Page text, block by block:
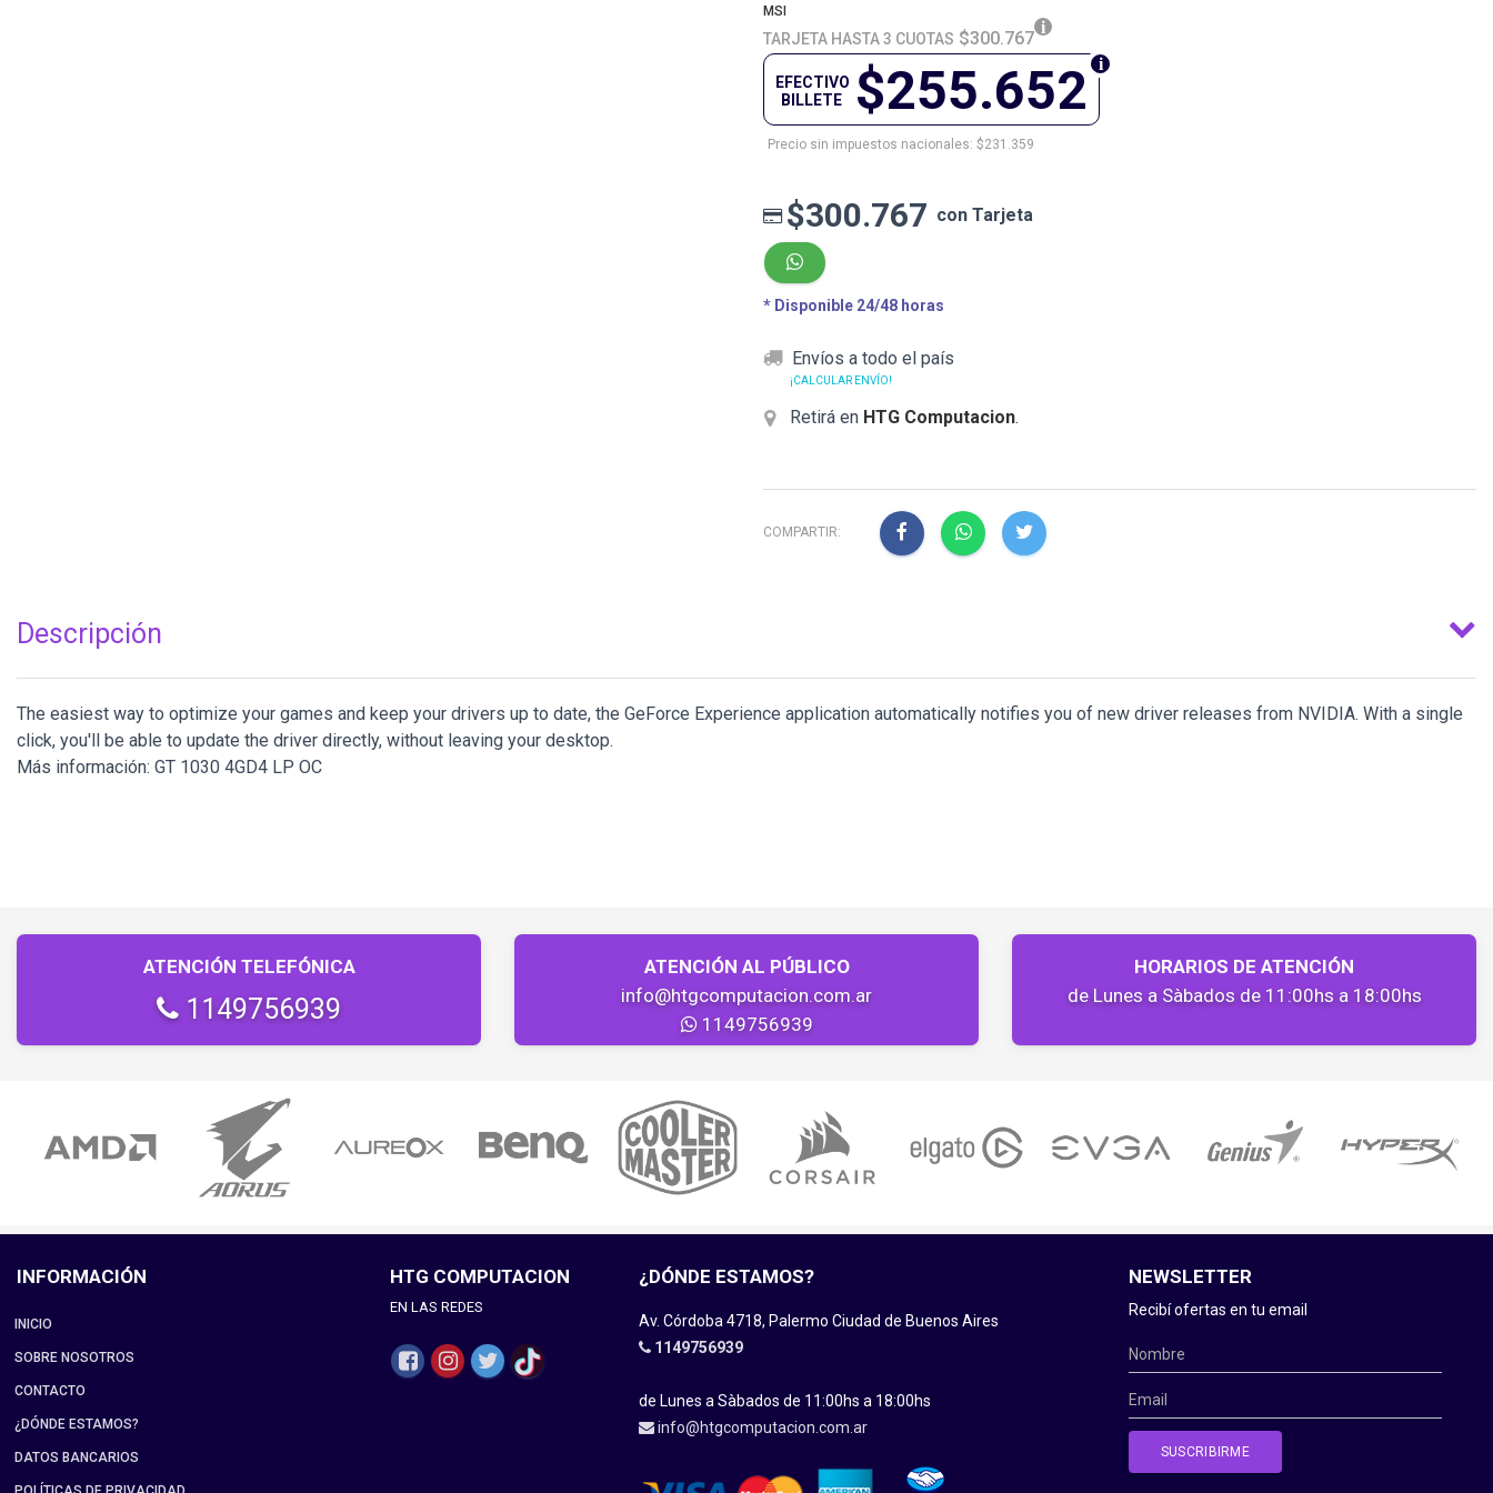
MSI
TARJETA HASTA 3 CUOTAS $300.767
$255.652
EFECTIVO
BILLETE
Precio sin impuestos nacionales: $231.359
$300.767 con Tarjeta
* Disponible 24/48 horas
Envíos a todo el país
¡CALCULAR ENVÍO!
Retirá en HTG Computacion.
COMPARTIR:
Descripción
The easiest way to optimize your games and keep your drivers up to date, the GeForce Experience application automatically notifies you of new driver releases from NVIDIA. With a single
click, you'll be able to update the driver directly, without leaving your desktop.
Más información: GT 1030 4GD4 LP OC
ATENCIÓN TELEFÓNICA
1149756939
ATENCIÓN AL PÚBLICO
info@htgcomputacion.com.ar
1149756939
HORARIOS DE ATENCIÓN
de Lunes a Sàbados de 11:00hs a 18:00hs
INFORMACIÓN
INICIO
SOBRE NOSOTROS
CONTACTO
¿DÓNDE ESTAMOS?
DATOS BANCARIOS
HTG COMPUTACION
EN LAS REDES
¿DÓNDE ESTAMOS?
Av. Córdoba 4718, Palermo Ciudad de Buenos Aires
1149756939
de Lunes a Sàbados de 11:00hs a 18:00hs
info@htgcomputacion.com.ar
NEWSLETTER
Recibí ofertas en tu email